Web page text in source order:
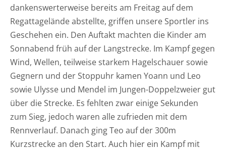
dankenswerterweise bereits am Freitag auf dem
Regattagelände abstellte, griffen unsere Sportler ins
Geschehen ein. Den Auftakt machten die Kinder am
Sonnabend früh auf der Langstrecke. Im Kampf gegen
Wind, Wellen, teilweise starkem Hagelschauer sowie
Gegnern und der Stoppuhr kamen Yoann und Leo
sowie Ulysse und Mendel im Jungen-Doppelzweier gut
über die Strecke. Es fehlten zwar einige Sekunden
zum Sieg, jedoch waren alle zufrieden mit dem
Rennverlauf. Danach ging Teo auf der 300m
Kurzstrecke an den Start. Auch hier ein Kampf mit